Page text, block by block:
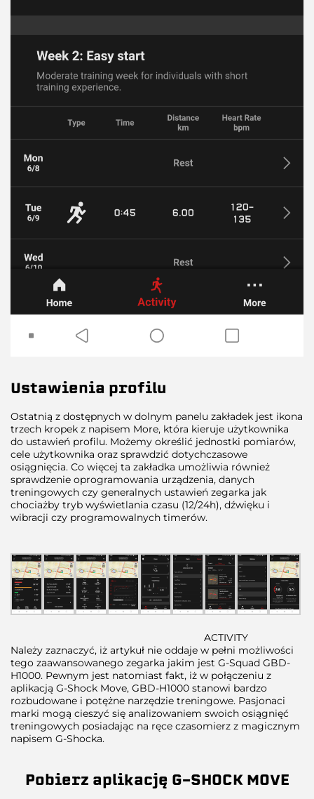
Ustawienia profilu
Ostatnią z dostępnych w dolnym panelu zakładek jest ikona
trzech kropek z napisem More, która kieruje użytkownika
do ustawień profilu. Możemy określić jednostki pomiarów,
cele użytkownika oraz sprawdzić dotychczasowe
osiągnięcia. Co więcej ta zakładka umożliwia również
sprawdzenie oprogramowania urządzenia, danych
treningowych czy generalnych ustawień zegarka jak
chociażby tryb wyświetlania czasu (12/24h), dźwięku i
wibracji czy programowalnych timerów.
ACTIVITY
Należy zaznaczyć, iż artykuł nie oddaje w pełni możliwości
tego zaawansowanego zegarka jakim jest G-Squad GBD-
H1000. Pewnym jest natomiast fakt, iż w połączeniu z
aplikacją G-Shock Move, GBD-H1000 stanowi bardzo
rozbudowane i potężne narzędzie treningowe. Pasjonaci
marki mogą cieszyć się analizowaniem swoich osiągnięć
treningowych posiadając na ręce czasomierz z magicznym
napisem G-Shocka.
Pobierz aplikację G-SHOCK MOVE